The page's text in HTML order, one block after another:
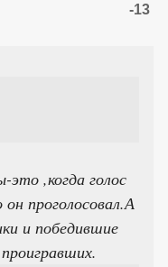
-13
,когда голос
проголосовал.А
и победившие